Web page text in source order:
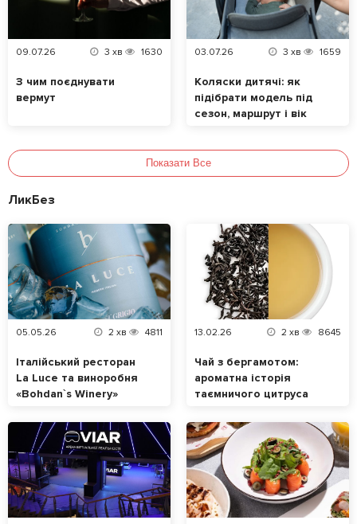
09.07.26 3 хв 1630
З чим поєднувати
вермут
03.07.26 3 хв 1659
Коляски дитячі: як
підібрати модель під
сезон, маршрут і вік
Показати Все
ЛикБез
05.05.26 2 хв 4811
Італійський ресторан
La Luce та виноробня
«Bohdan`s Winery»
авторське Піно Гріджіо
13.02.26 2 хв 8645
Чай з бергамотом:
ароматна історія
таємничого цитруса